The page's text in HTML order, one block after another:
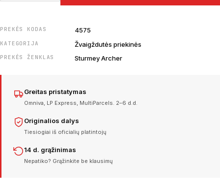
PREKĖS KODAS 4575
KATEGORIJA Žvaigždutės priekinės
PREKĖS ŽENKLAS Sturmey Archer
Greitas pristatymas
Omniva, LP Express, MultiParcels. 2–6 d.d.
Originalios dalys
Tiesiogiai iš oficialių platintojų
14 d. grąžinimas
Nepatiko? Grąžinkite be klausimų